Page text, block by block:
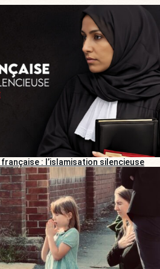
française : l’islamisation silencieuse